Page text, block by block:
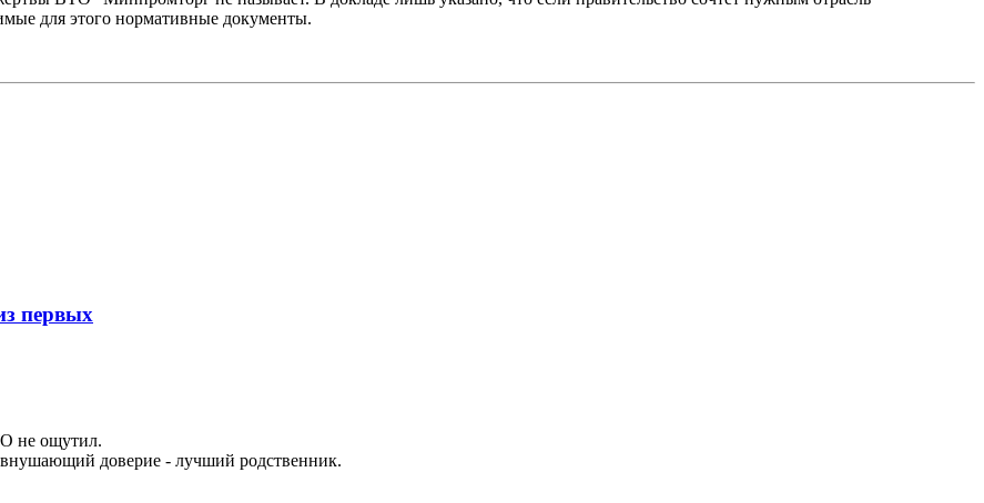
для этого нормативные документы.
первых
не ощутил.
внушающий доверие - лучший родственник.